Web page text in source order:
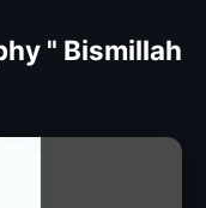
" Bismillah